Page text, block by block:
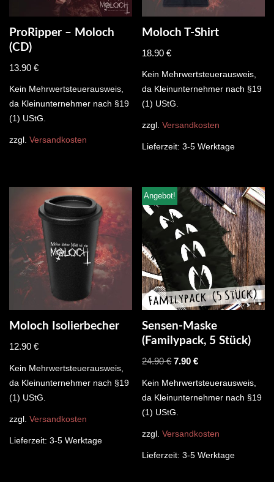
ProRipper – Moloch
(CD)
13.90 €
Kein Mehrwertsteuerausweis,
da Kleinunternehmer nach §19
(1) UStG.
zzgl. Versandkosten
Moloch T-Shirt
18.90€
Kein Mehrwertsteuerausweis,
da Kleinunternehmer nach §19
(1) UStG.
zzgl.Versandkosten
Lieferzeit:3-5 Werktage
Moloch Isolierbecher
12.90 €
Kein Mehrwertsteuerausweis,
da Kleinunternehmer nach §19
(1) UStG.
zzgl. Versandkosten
Lieferzeit: 3-5 Werktage
Angebot!
Sensen-Maske
(Familypack, 5 Stück)
24.90€ 7.90€
Kein Mehrwertsteuerausweis,
da Kleinunternehmer nach §19
(1) UStG.
zzgl.Versandkosten
Lieferzeit:3-5 Werktage